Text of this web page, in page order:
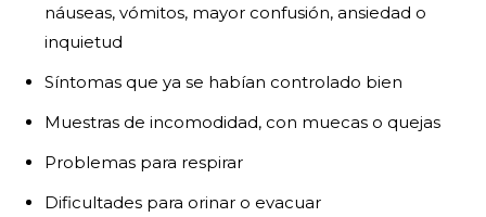
náuseas, vómitos, mayor confusión, ansiedad o
inquietud
Síntomas que ya se habían controlado bien
Muestras de incomodidad, con muecas o quejas
Problemas para respirar
Dificultades para orinar o evacuar